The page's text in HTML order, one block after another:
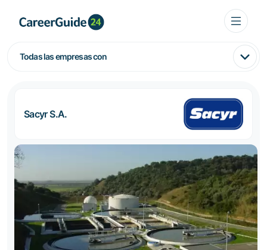
Todas las empresas con
Sacyr S.A.